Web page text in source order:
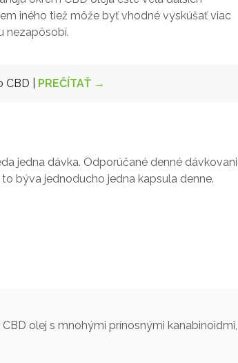
iného tiež môže byť vhodné vyskúšať viac
nezapôsobí.
| PREČÍTAŤ →
jedna dávka. Odporúčané denné
býva jednoducho jedna kapsula denne.
olej s mnohými prínosnými kanabinoidmi,